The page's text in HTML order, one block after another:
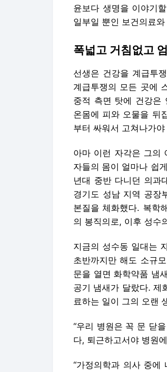
윤보다 생명을 이야기
일부일 뿐인 보건의료
폭넓고 거침없고
선생은 건강을 계급투
계급투쟁의 모든 곳에
중적 측면 탓에 건강은
온몸에 피와 오물을 뒤
부터 싸워서 고쳐나가
아마 이런 자각은 그의
자들의 몸이 얼마나 쉽
년대 중반 다니던 의과
경기도 성남 지역 공장
본질을 체화했다. 복학
의 봉직의로, 이후 성수
지금의 성수동 일대는
초반까지만 해도 소규
문을 열면 화학약품 냄
공기 냄새가 달랐다. 제
료하는 일이 그의 오랜
“우리 병원은 꼭 문 닫
다, 퇴근하고서야 병원
“가정의학과 의사 중